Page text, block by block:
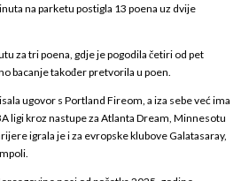
na parketu postigla 13 poena uz dvije
za tri poena, gdje je pogodila četiri od pet
bacanje također pretvorila u poen.
ugovor s Portland Fireom, a iza sebe već ima
ligi kroz nastupe za Atlanta Dream, Minnesotu
igrala je i za evropske klubove Galatasaray,